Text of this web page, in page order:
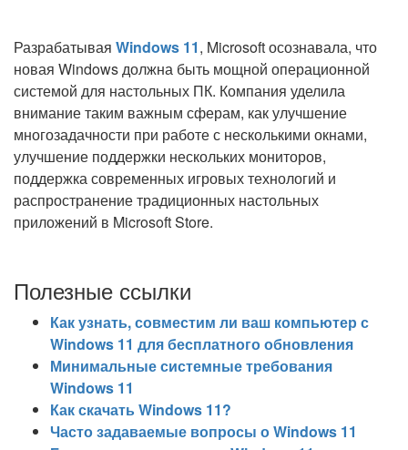
Разрабатывая Windows 11, Microsoft осознавала, что
новая Windows должна быть мощной операционной
системой для настольных ПК. Компания уделила
внимание таким важным сферам, как улучшение
многозадачности при работе с несколькими окнами,
улучшение поддержки нескольких мониторов,
поддержка современных игровых технологий и
распространение традиционных настольных
приложений в Microsoft Store.
Полезные ссылки
Как узнать, совместим ли ваш компьютер с
Windows 11 для бесплатного обновления
Минимальные системные требования
Windows 11
Как скачать Windows 11?
Часто задаваемые вопросы о Windows 11